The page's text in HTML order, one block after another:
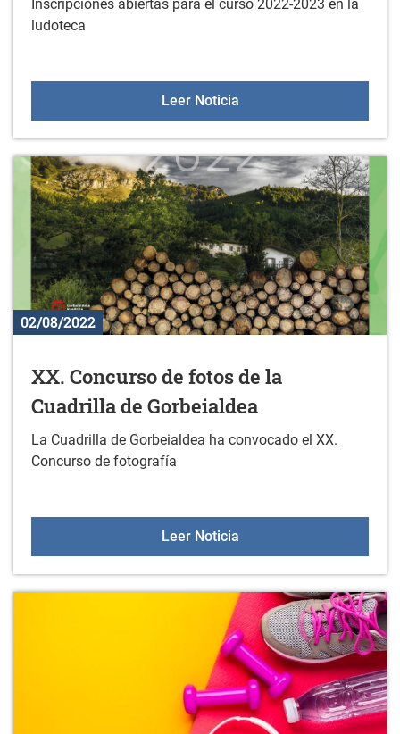
Inscripciones abiertas para el curso 2022-2023 en la
ludoteca
Leer NoticiaLudoteca 2022-2023
02/08/2022
XX. Concurso de fotos de la
Cuadrilla de Gorbeialdea
La Cuadrilla de Gorbeialdea ha convocado el XX.
Concurso de fotografía
Leer NoticiaXX. Concurso de fotos